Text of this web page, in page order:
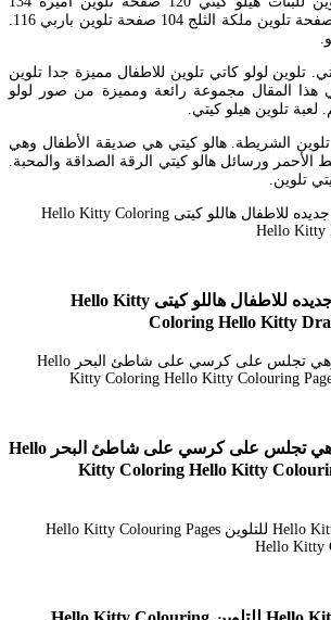
تلوين لولو كاتي تلوين للاطفال مميزة جدا تلوين
هذا المقال مجموعة رائعة ومميزة من صور لولو
لعبة تلوين هيلو كيتي.
الشريطة. هالو كيتي هي صديقة الأطفال وهي
الأحمر ورسائل هالو كيتي الرقة الصداقة والمحبة.
تلوين.
صور تلوين رسومات جديده للاطفال هاللو كيتى Hello Kitty
Coloring Hello Kitty
صورة كيتي للتلوين وهي تجلس على كرسي على شاطئ البحر Hello
Kitty Coloring Hello Kitty